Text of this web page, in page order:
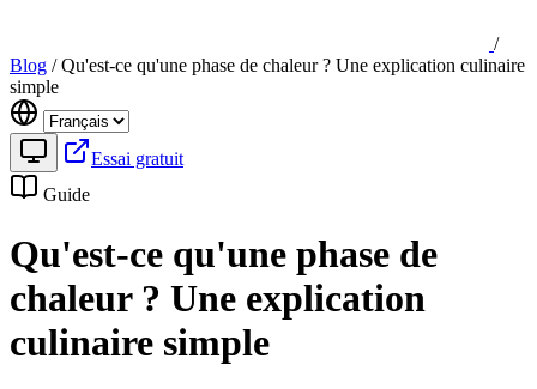
/
Blog / Qu'est-ce qu'une phase de chaleur ? Une explication culinaire
simple
Essai gratuit
Guide
Qu'est-ce qu'une phase de
chaleur ? Une explication
culinaire simple